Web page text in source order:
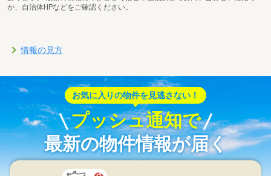
か、自治体HPなどをご確認ください。
情報の見方
お気に入りの物件を見逃さない！
プッシュ通知で
最新の物件情報が届く